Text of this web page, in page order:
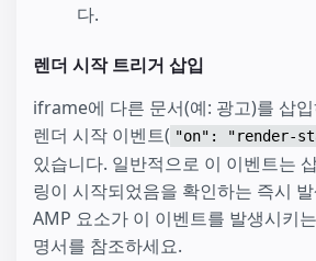
다.
렌더 시작 트리거 삽입
iframe에 다른 문서(예: 광고)를 삽
렌더 시작 이벤트( "on": "render-
있습니다. 일반적으로 이 이벤트는
링이 시작되었음을 확인하는 즉시
AMP 요소가 이 이벤트를 발생시키
명서를 참조하세요.